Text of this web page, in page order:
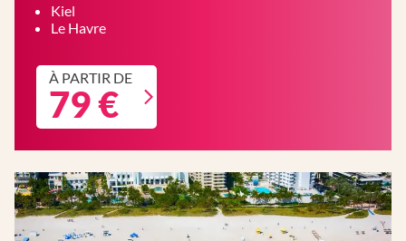
Kiel
Le Havre
À PARTIR DE
79 €